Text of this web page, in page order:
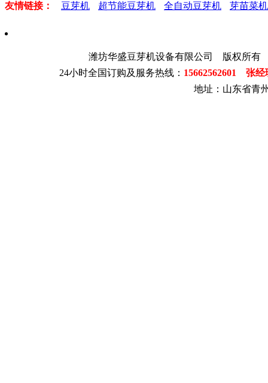
友情链接：
豆芽机 超节能豆芽机 全自动豆芽机 芽苗菜机
潍坊华盛豆芽机设备有限公司 版权所有
24小时全国订购及服务热线： 15662562601 张
地址：山东省青